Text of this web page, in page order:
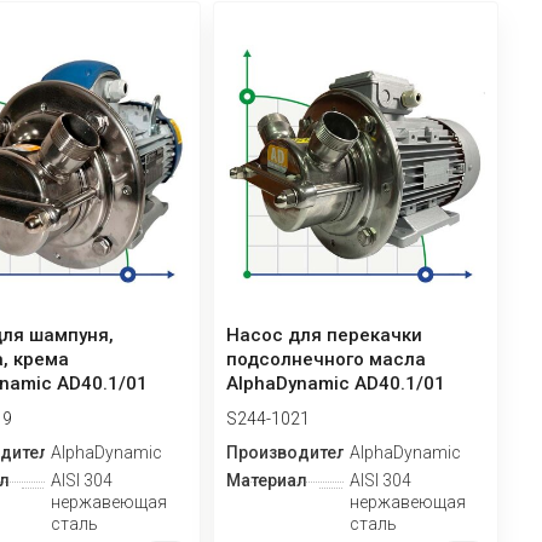
шампуня,
крема
AD40.1/01
AlphaDynamic
AISI 304
нержавеющая
сталь
Насос для перекачки
подсолнечного масла
AlphaDynamic AD40.1/01
2,2kW импеллерный
S244-1021
ПроизводительAlphaDynamic
Материал
AISI 304
нержавеющая
сталь